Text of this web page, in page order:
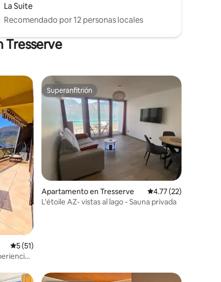
La Suite
Recomendado por 12 personas locales
Tresserve
Calificación promedio: 5 de 5, 51 reseñas
5 (51)
Superanfitrión
Superanfitrión
Apartamento en Tresserve Calificación
4.77 (22)
L'étoile AZ- vistas al lago - Sauna privada